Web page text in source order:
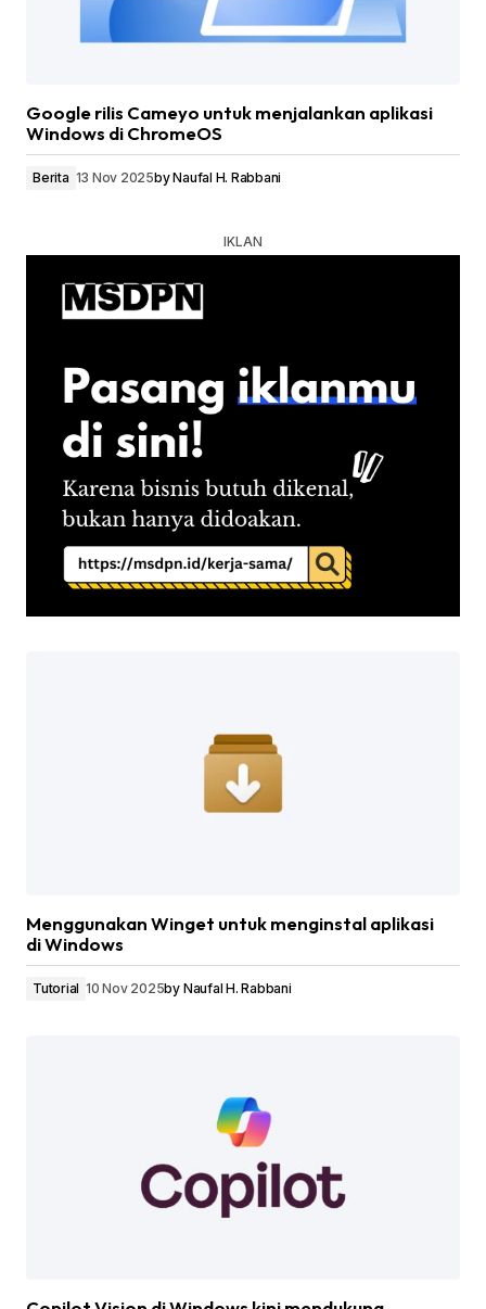
Google rilis Cameyo untuk menjalankan aplikasi
Windows di ChromeOS
Berita 13 Nov 2025byNaufal H. Rabbani
Menggunakan Winget untuk menginstal aplikasi
di Windows
Tutorial 10 Nov 2025by Naufal H. Rabbani